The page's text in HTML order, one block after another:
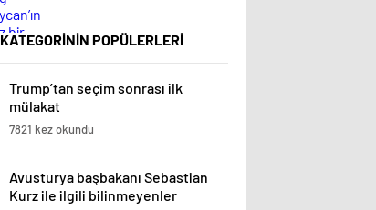
KATEGORİNİN POPÜLERLERİ
Trump’tan seçim sonrası ilk
mülakat
7821 kez okundu
Avusturya başbakanı Sebastian
Kurz ile ilgili bilinmeyenler